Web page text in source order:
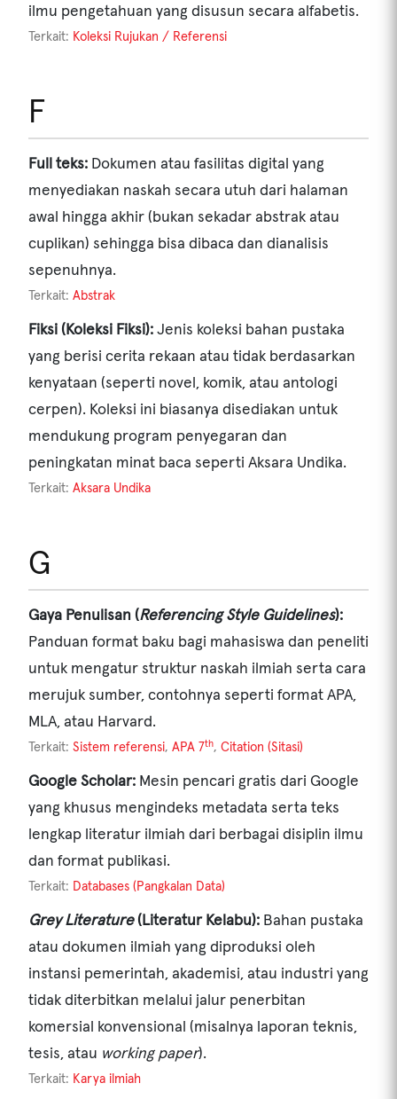
ilmu pengetahuan yang disusun secara alfabetis.
Terkait: Koleksi Rujukan / Referensi
F
Full teks: Dokumen atau fasilitas digital yang
menyediakan naskah secara utuh dari halaman
awal hingga akhir (bukan sekadar abstrak atau
cuplikan) sehingga bisa dibaca dan dianalisis
sepenuhnya.
Terkait: Abstrak
Fiksi (Koleksi Fiksi):Jenis koleksi bahan pustaka
yang berisi cerita rekaan atau tidak berdasarkan
kenyataan (seperti novel, komik, atau antologi
cerpen). Koleksi ini biasanya disediakan untuk
mendukung program penyegaran dan
peningkatan minat baca seperti Aksara Undika.
Terkait: Aksara Undika
G
Gaya Penulisan (Referencing Style Guidelines):
Panduan format baku bagi mahasiswa dan peneliti
untuk mengatur struktur naskah ilmiah serta cara
merujuk sumber, contohnya seperti format APA,
MLA, atau Harvard.
Terkait: Sistem referensi, APA 7th, Citation (Sitasi)
Google Scholar: Mesin pencari gratis dari Google
yang khusus mengindeks metadata serta teks
lengkap literatur ilmiah dari berbagai disiplin ilmu
dan format publikasi.
Terkait: Databases (Pangkalan Data)
Grey Literature(Literatur Kelabu): Bahan pustaka
atau dokumen ilmiah yang diproduksi oleh
instansi pemerintah, akademisi, atau industri yang
tidak diterbitkan melalui jalur penerbitan
komersial konvensional (misalnya laporan teknis,
tesis, atau working paper).
Terkait: Karya ilmiah